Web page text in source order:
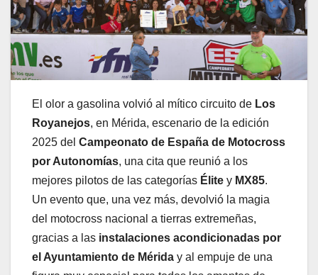
El olor a gasolina volvió al mítico circuito de Los
Royanejos, en Mérida, escenario de la edición
2025 del Campeonato de España de Motocross
por Autonomías, una cita que reunió a los
mejores pilotos de las categorías Élite y MX85.
Un evento que, una vez más, devolvió la magia
del motocross nacional a tierras extremeñas,
gracias a las instalaciones acondicionadas por
el Ayuntamiento de Mérida y al empuje de una